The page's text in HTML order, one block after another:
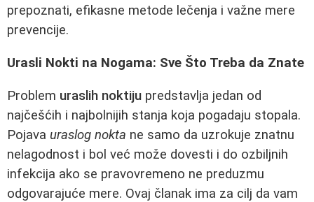
prepoznati, efikasne metode lečenja i važne mere
prevencije.
Urasli Nokti na Nogama: Sve Što Treba da Znate
Problem uraslih noktiju predstavlja jedan od
najčešćih i najbolnijih stanja koja pogadaju stopala.
Pojava uraslog nokta ne samo da uzrokuje znatnu
nelagodnost i bol već može dovesti i do ozbiljnih
infekcija ako se pravovremeno ne preduzmu
odgovarajuće mere. Ovaj članak ima za cilj da vam